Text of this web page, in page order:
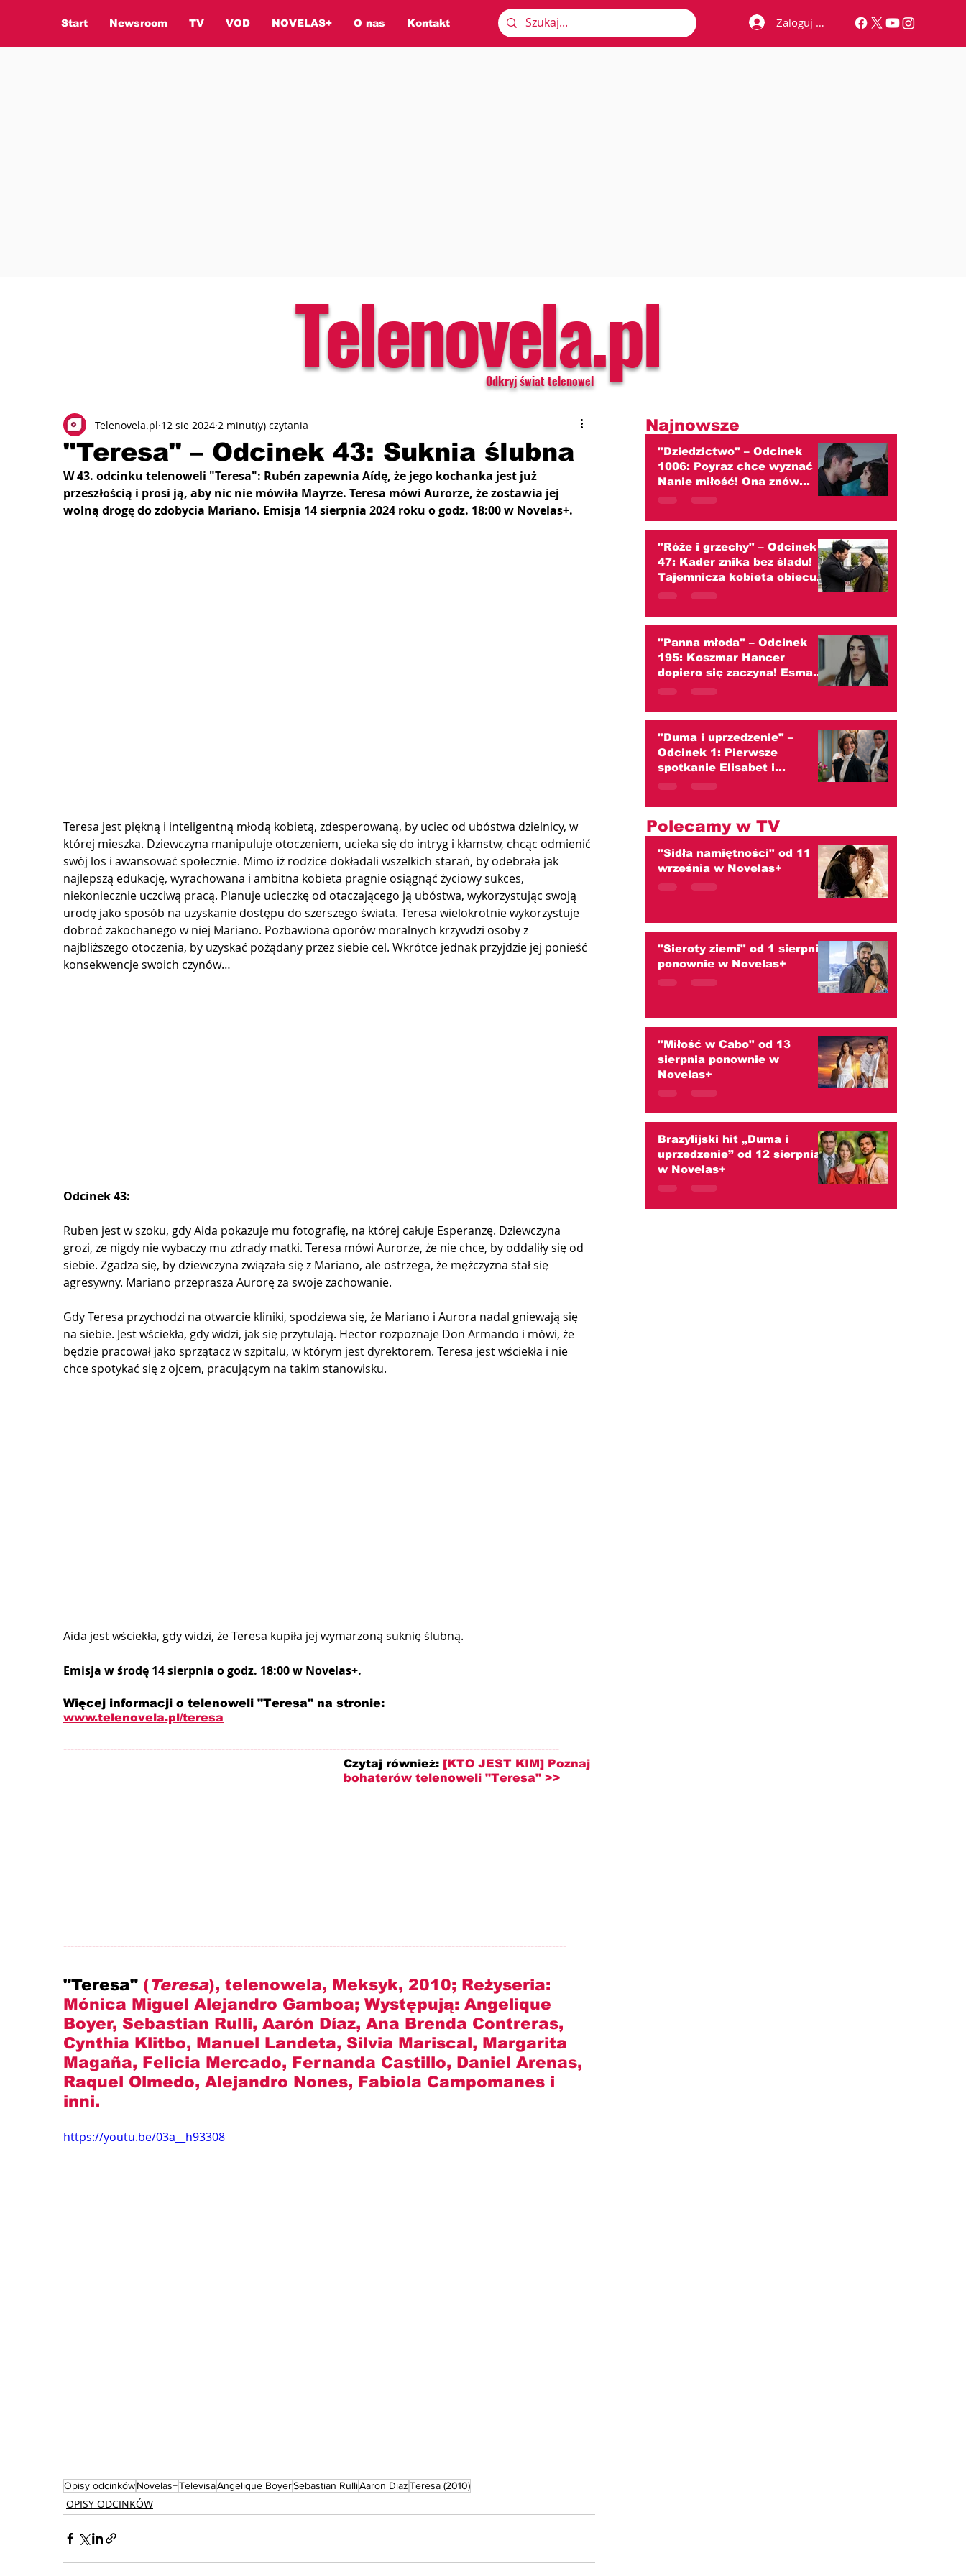
Start Newsroom TV VOD NOVELAS+ O nas Kontakt Zaloguj się
Telenovela.pl
Odkryj świat telenowel
"Teresa" – Odcinek 43: Suknia ślubna
Telenovela.pl 12 sie 2024 2 minut(y) czytania
W 43. odcinku telenoweli "Teresa": Rubén zapewnia Aídę, że jego kochanka jest już
przeszłością i prosi ją, aby nic nie mówiła Mayrze. Teresa mówi Aurorze, że zostawia jej
wolną drogę do zdobycia Mariano. Emisja 14 sierpnia 2024 roku o godz. 18:00 w Novelas+.
Teresa jest piękną i inteligentną młodą kobietą, zdesperowaną, by uciec od ubóstwa dzielnicy, w
której mieszka. Dziewczyna manipuluje otoczeniem, ucieka się do intryg i kłamstw, chcąc odmienić
swój los i awansować społecznie. Mimo iż rodzice dokładali wszelkich starań, by odebrała jak
najlepszą edukację, wyrachowana i ambitna kobieta pragnie osiągnąć życiowy sukces,
niekoniecznie uczciwą pracą. Planuje ucieczkę od otaczającego ją ubóstwa, wykorzystując swoją
urodę jako sposób na uzyskanie dostępu do szerszego świata. Teresa wielokrotnie wykorzystuje
dobroć zakochanego w niej Mariano. Pozbawiona oporów moralnych krzywdzi osoby z
najbliższego otoczenia, by uzyskać pożądany przez siebie cel. Wkrótce jednak przyjdzie jej ponieść
konsekwencje swoich czynów…
Odcinek 43:
Ruben jest w szoku, gdy Aida pokazuje mu fotografię, na której całuje Esperanzę. Dziewczyna
grozi, ze nigdy nie wybaczy mu zdrady matki. Teresa mówi Aurorze, że nie chce, by oddaliły się od
siebie. Zgadza się, by dziewczyna związała się z Mariano, ale ostrzega, że mężczyzna stał się
agresywny. Mariano przeprasza Aurorę za swoje zachowanie.
Gdy Teresa przychodzi na otwarcie kliniki, spodziewa się, że Mariano i Aurora nadal gniewają się
na siebie. Jest wściekła, gdy widzi, jak się przytulają. Hector rozpoznaje Don Armando i mówi, że
będzie pracował jako sprzątacz w szpitalu, w którym jest dyrektorem. Teresa jest wściekła i nie
chce spotykać się z ojcem, pracującym na takim stanowisku.
Aida jest wściekła, gdy widzi, że Teresa kupiła jej wymarzoną suknię ślubną.
Emisja w środę 14 sierpnia o godz. 18:00 w Novelas+.
Więcej informacji o telenoweli "Teresa" na stronie:
www.telenovela.pl/teresa
------------------------------------------------------------------------------------------------------------------------------------------
Czytaj również: [KTO JEST KIM] Poznaj
bohaterów telenoweli "Teresa" >>
--------------------------------------------------------------------------------------------------------------------------------------------
"Teresa" (Teresa), telenowela, Meksyk, 2010; Reżyseria:
Mónica Miguel Alejandro Gamboa; Występują: Angelique
Boyer, Sebastian Rulli, Aarón Díaz, Ana Brenda Contreras,
Cynthia Klitbo, Manuel Landeta, Silvia Mariscal, Margarita
Magaña, Felicia Mercado, Fernanda Castillo, Daniel Arenas,
Raquel Olmedo, Alejandro Nones, Fabiola Campomanes i
inni.
https://youtu.be/03a__h93308
Opisy odcinkówNovelas+TelevisaAngelique BoyerSebastian RulliAaron DiazTeresa (2010)
OPISY ODCINKÓW
Najnowsze
"Dziedzictwo" – Odcinek
1006: Poyraz chce wyznać
Nanie miłość! Ona znów
przed nim ucieka
"Róże i grzechy" – Odcinek
47: Kader znika bez śladu!
Tajemnicza kobieta obiecuje
zaprowadzić ją do ojca
"Panna młoda" – Odcinek
195: Koszmar Hancer
dopiero się zaczyna! Esma
znika, a Mukadder zaciera
"Duma i uprzedzenie" –
Odcinek 1: Pierwsze
spotkanie Elisabet i
Darcy'ego kończy się wielką
Polecamy w TV
"Sidła namiętności" od 11
września w Novelas+
"Sieroty ziemi" od 1 sierpnia
ponownie w Novelas+
"Miłość w Cabo" od 13
sierpnia ponownie w
Novelas+
Brazylijski hit „Duma i
uprzedzenie” od 12 sierpnia
w Novelas+